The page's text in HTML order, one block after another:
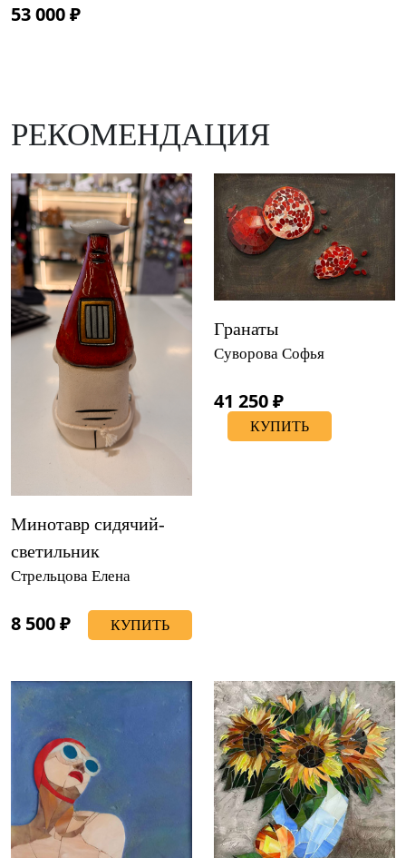
53 000 ₽
РЕКОМЕНДАЦИЯ
Минотавр сидячий-
светильник
Стрельцова Елена
8 500 ₽ КУПИТЬ
Гранаты
Суворова Софья
41 250 ₽
КУПИТЬ